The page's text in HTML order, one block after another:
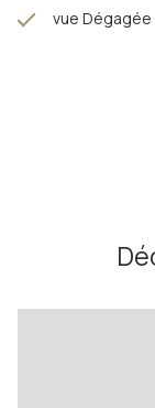
vue Dégagée